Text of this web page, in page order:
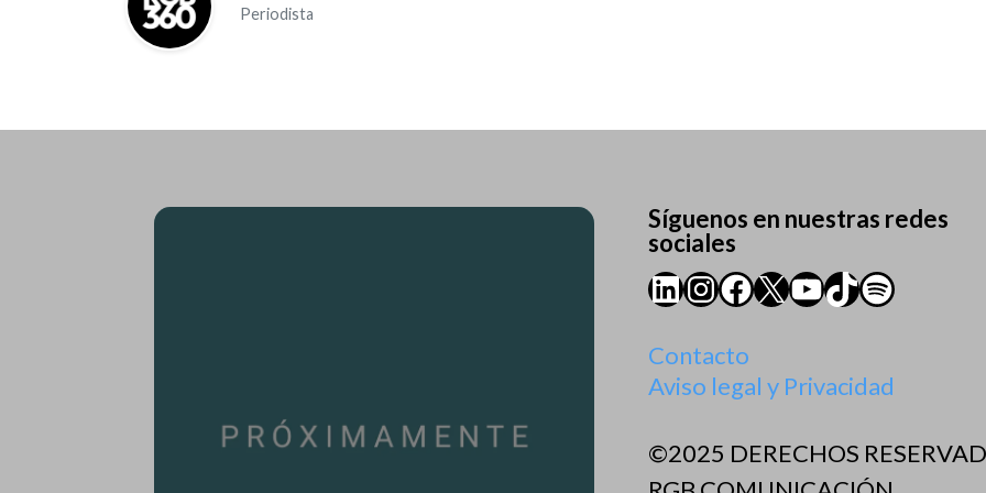
Periodista
Síguenos en nuestras redes
sociales
LinkedIn
Instagram
Facebook
X YouTube
TikTok
Spotify
Contacto
Aviso legal y Privacidad
©2025 DERECHOS